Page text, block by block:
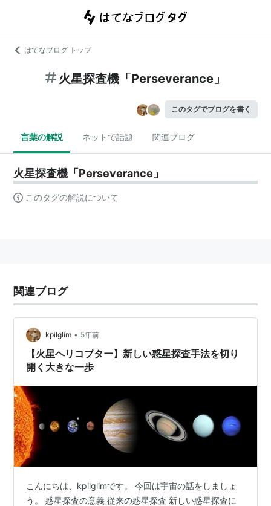
はてなブログ トップ
火星探査機「Perseverance」
このタグでブログを書く
言葉の解説 ネットで話題 関連ブログ
火星探査機「Perseverance」
このタグの解説について
関連ブログ
kpilglim • 5年前
【火星ヘリコプター】新しい惑星探査手法を切り
開く大きな一歩
こんにちは、kpilglimです。 今回は宇宙の話をしましょ
う。 惑星探査の意義 従来の惑星探査 新しい惑星探査に